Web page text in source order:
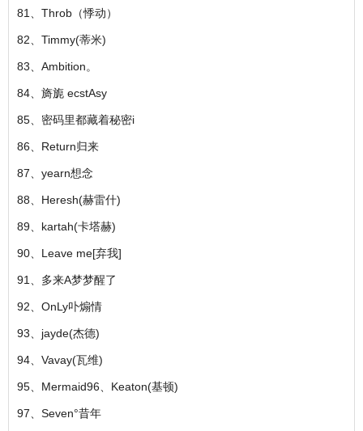
81、Throb（悸动）
82、Timmy(蒂米)
83、Ambition。
84、旖旎 ecstAsy
85、密码里都藏着秘密i
86、Return归来
87、yearn想念
88、Heresh(赫雷什)
89、kartah(卡塔赫)
90、Leave me[弃我]
91、多来A梦梦醒了
92、OnLy卟煽情
93、jayde(杰德)
94、Vavay(瓦维)
95、Mermaid96、Keaton(基顿)
97、Seven°昔年